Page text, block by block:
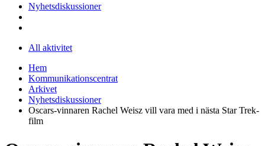
Nyhetsdiskussioner
All aktivitet
Hem
Kommunikationscentrat
Arkivet
Nyhetsdiskussioner
Oscars-vinnaren Rachel Weisz vill vara med i nästa Star Trek-
film